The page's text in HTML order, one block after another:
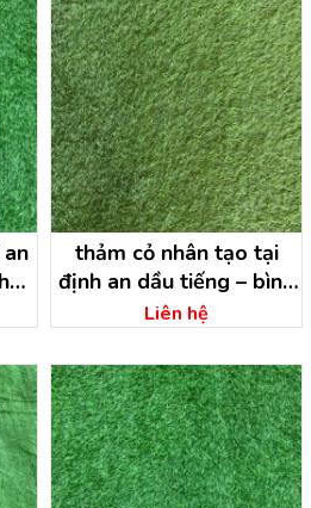
thảm cỏ nhân tạo tại
định an dầu tiếng – bình
dương
Liên hệ